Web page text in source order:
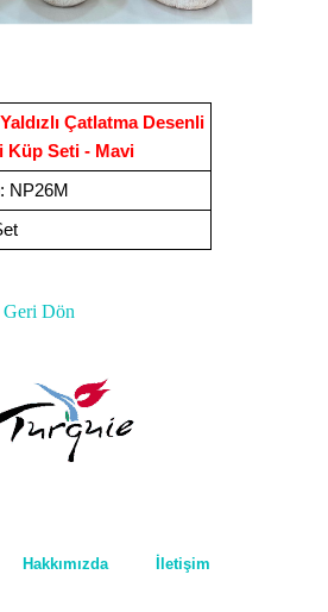
Çatlatma Desenli
Küp Seti - Mavi
: NP26M
Dön
Hakkımızda İletişim